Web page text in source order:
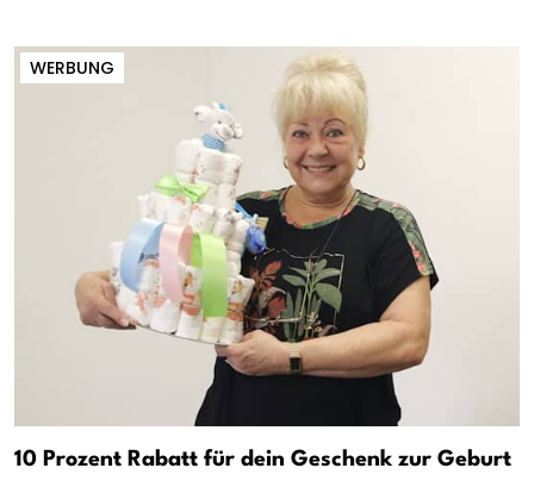
WERBUNG
10 Prozent Rabatt für dein Geschenk zur Geburt